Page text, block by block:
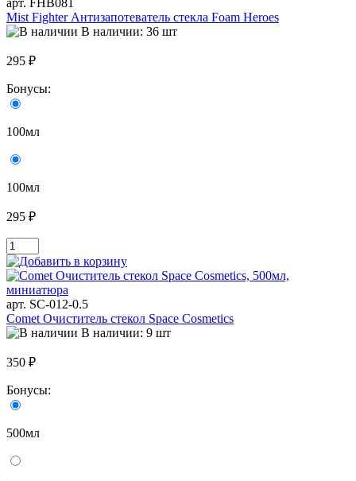
арт. FHB081
Mist Fighter Антизапотеватель стекла Foam Heroes
В наличии: 36 шт
295 ₽
Бонусы:
100мл
100мл
295 ₽
арт. SC-012-0.5
Comet Очиститель стекол Space Cosmetics
В наличии: 9 шт
350 ₽
Бонусы:
500мл